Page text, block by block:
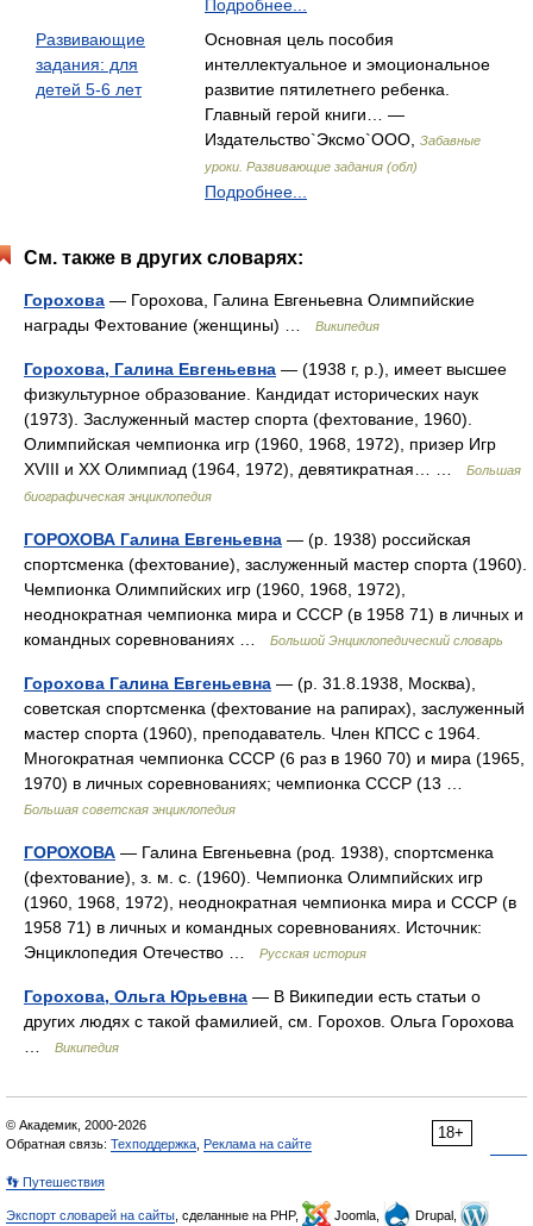
Подробнее...
Развивающие
задания: для
детей 5-6 лет
Основная цель пособия
интеллектуальное и эмоциональное
развитие пятилетнего ребенка.
Главный герой книги… —
Издательство`Эксмо`ООО,
Забавные
уроки. Развивающие задания (обл)
Подробнее...
См. также в других словарях:
Горохова — Горохова, Галина Евгеньевна Олимпийские
награды Фехтование (женщины) …
Википедия
Горохова, Галина Евгеньевна — (1938 г, р.), имеет высшее
физкультурное образование. Кандидат исторических наук
(1973). Заслуженный мастер спорта (фехтование, 1960).
Олимпийская чемпионка игр (1960, 1968, 1972), призер Игр
XVIII и XX Олимпиад (1964, 1972), девятикратная… …
Большая
биографическая энциклопедия
ГОРОХОВА Галина Евгеньевна — (р. 1938) российская
спортсменка (фехтование), заслуженный мастер спорта (1960).
Чемпионка Олимпийских игр (1960, 1968, 1972),
неоднократная чемпионка мира и СССР (в 1958 71) в личных и
командных соревнованиях …
Большой Энциклопедический словарь
Горохова Галина Евгеньевна — (р. 31.8.1938, Москва),
советская спортсменка (фехтование на рапирах), заслуженный
мастер спорта (1960), преподаватель. Член КПСС с 1964.
Многократная чемпионка СССР (6 раз в 1960 70) и мира (1965,
1970) в личных соревнованиях; чемпионка СССР (13 …
Большая советская энциклопедия
ГОРОХОВА — Галина Евгеньевна (род. 1938), спортсменка
(фехтование), з. м. с. (1960). Чемпионка Олимпийских игр
(1960, 1968, 1972), неоднократная чемпионка мира и СССР (в
1958 71) в личных и командных соревнованиях. Источник:
Энциклопедия Отечество …
Русская история
Горохова, Ольга Юрьевна — В Википедии есть статьи о
других людях с такой фамилией, см. Горохов. Ольга Горохова
Википедия
18+
© Академик, 2000-2026
Обратная связь: Техподдержка Реклама на сайте
👣 Путешествия
Экспорт словарей на сайты , сделанные на PHP, Joomla,
Drupal,